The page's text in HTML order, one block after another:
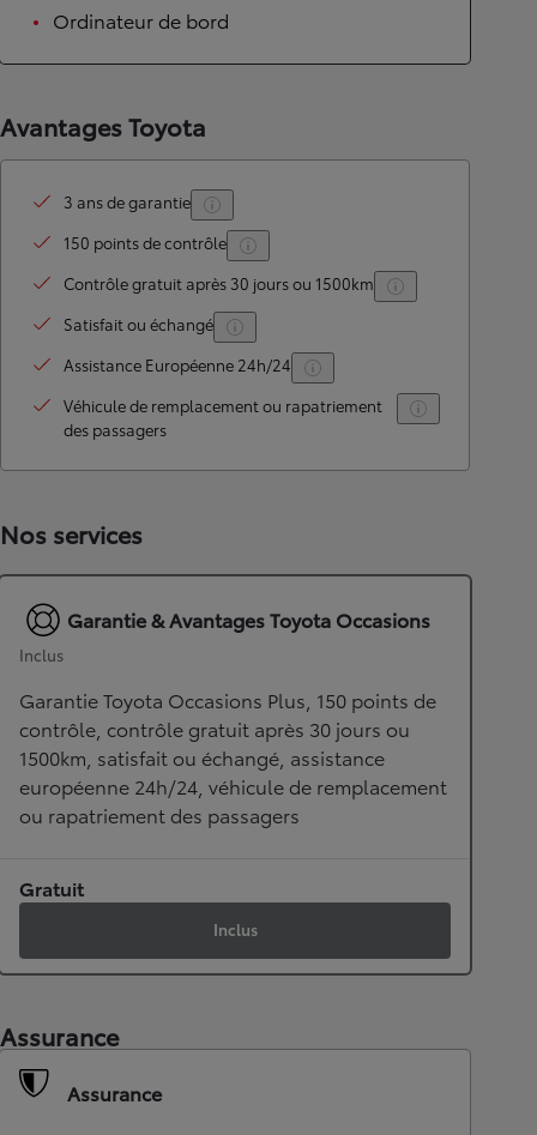
Ordinateur de bord
Avantages Toyota
3 ans de garantie
150 points de contrôle
Contrôle gratuit après 30 jours ou 1500km
Satisfait ou échangé
Assistance Européenne 24h/24
Véhicule de remplacement ou rapatriement
des passagers
Nos services
Garantie & Avantages Toyota Occasions
Inclus
Garantie Toyota Occasions Plus, 150 points de
contrôle, contrôle gratuit après 30 jours ou
1500km, satisfait ou échangé, assistance
européenne 24h/24, véhicule de remplacement
ou rapatriement des passagers
Gratuit
Inclus
Assurance
Assurance